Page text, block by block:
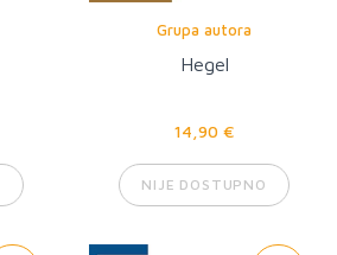
Grupa autora
Hegel
14,90 €
NIJE DOSTUPNO